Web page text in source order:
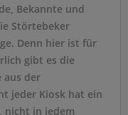
Bekannte und
Störtebeker
Denn hier ist für
gibt es die
aus der
jeder Kiosk hat ein
nicht in jedem